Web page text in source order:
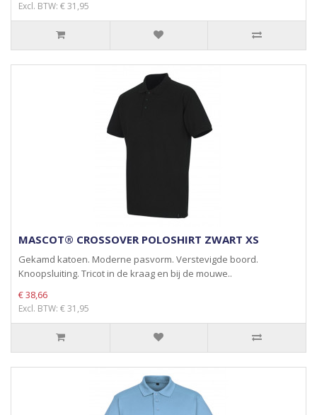
Excl. BTW: € 31,95
MASCOT® CROSSOVER POLOSHIRT ZWART XS
Gekamd katoen. Moderne pasvorm. Verstevigde boord.
Knoopsluiting. Tricot in de kraag en bij de mouwe..
€ 38,66
Excl. BTW: € 31,95